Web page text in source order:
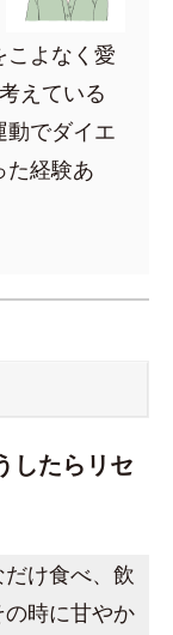
こよなく愛
えている
動でダイエ
た経験あ
したらリセ
け食べ、飲
時に甘やか